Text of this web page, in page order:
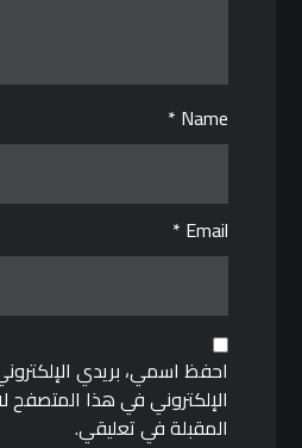
Name
*
Email
*
احفظ اسمي، بريدي
الإلكتروني في هذا المتصفح
المقبلة في تعليقي.